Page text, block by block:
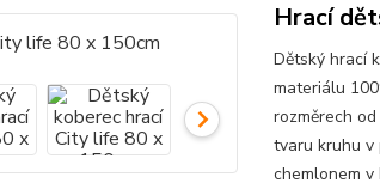
Hrací
Dětský hrací
materiálu
rozměrech
tvaru kruhu v
chemlonem v